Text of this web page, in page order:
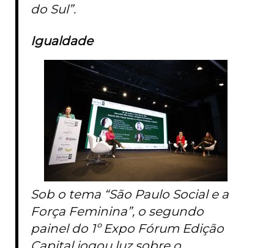
do Sul”.
Igualdade
Sob o tema “São Paulo Social e a
Força Feminina”, o segundo
painel do 1º Expo Fórum Edição